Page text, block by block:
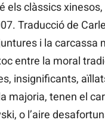
els clàssics
Traducció de
i la
entre la moral
insignificants,
majoria, tenen el
o l’aire